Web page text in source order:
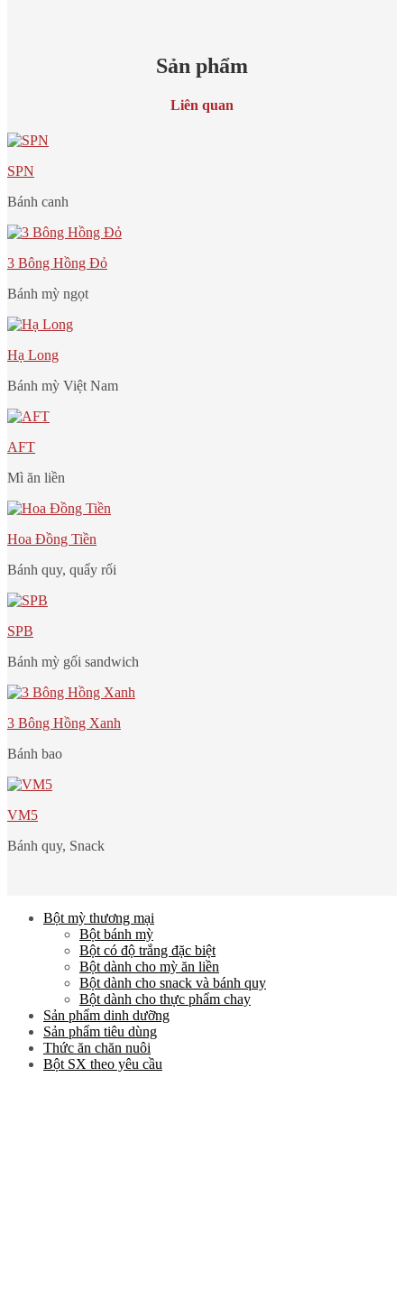
Sản phẩm
Liên quan
SPN
Bánh canh
3 Bông Hồng Đỏ
Bánh mỳ ngọt
Hạ Long
Bánh mỳ Việt Nam
AFT
Mì ăn liền
Hoa Đồng Tiền
Bánh quy, quẩy rối
SPB
Bánh mỳ gối sandwich
3 Bông Hồng Xanh
Bánh bao
VM5
Bánh quy, Snack
Bột mỳ thương mại
Bột bánh mỳ
Bột có độ trắng đặc biệt
Bột dành cho mỳ ăn liền
Bột dành cho snack và bánh quy
Bột dành cho thực phẩm chay
Sản phẩm dinh dưỡng
Sản phẩm tiêu dùng
Thức ăn chăn nuôi
Bột SX theo yêu cầu